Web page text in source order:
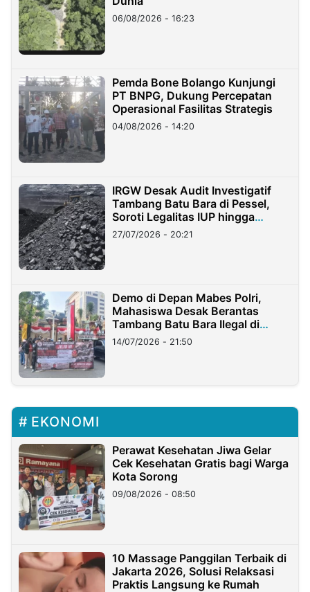
06/08/2026 - 16:23
Pemda Bone Bolango Kunjungi
PT BNPG, Dukung Percepatan
Operasional Fasilitas Strategis
04/08/2026 - 14:20
IRGW Desak Audit Investigatif
Tambang Batu Bara di Pessel,
Soroti Legalitas IUP hingga
Stockpile
27/07/2026 - 20:21
Demo di Depan Mabes Polri,
Mahasiswa Desak Berantas
Tambang Batu Bara Ilegal di
Lampung
14/07/2026 - 21:50
EKONOMI
Perawat Kesehatan Jiwa Gelar
Cek Kesehatan Gratis bagi Warga
Kota Sorong
09/08/2026 - 08:50
10 Massage Panggilan Terbaik di
Jakarta 2026, Solusi Relaksasi
Praktis Langsung ke Rumah